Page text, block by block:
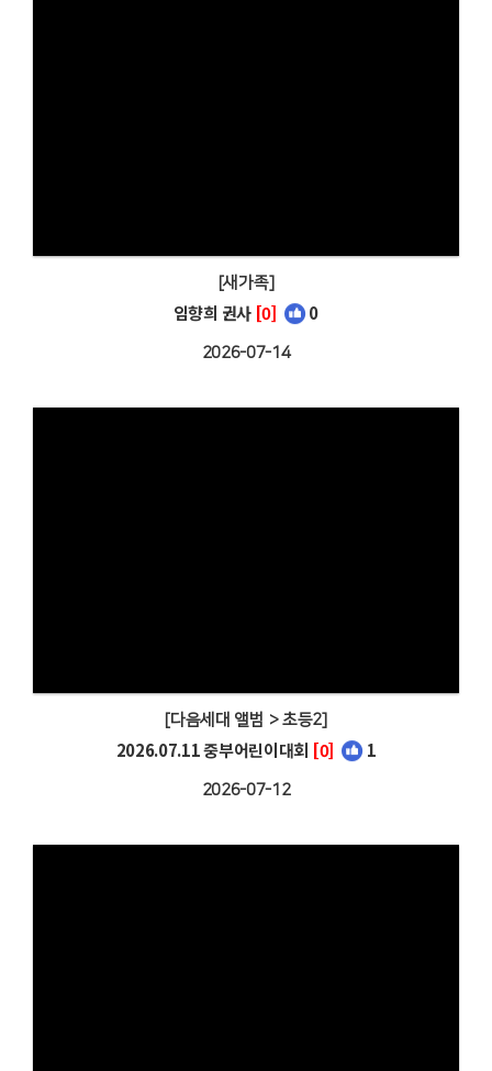
[새가족]
임향희 권사 [0] 0
2026-07-14
[다음세대 앨범 > 초등2]
2026.07.11 중부어린이대회 [0] 1
2026-07-12